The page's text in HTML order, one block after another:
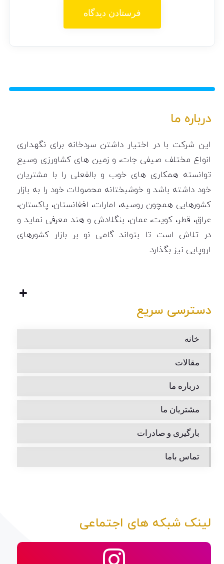
درباره ما
این شرکت با در اختیار داشتن سردخانه برای نگهداری
انواع مختلف صیفی جات، و زمین های کشاورزی وسیع
توانسته همکاری های خوب و بالفعلی را با مشتریان
خود داشته باشد و خوشبختانه محصولات خود را به بازار
کشورهایی همچون روسیه، امارات، افغانستان، پاکستان،
عراق، قطر، کویت، عمان، بنگلادش و هند معرفی نماید و
در تلاش است تا بتواند گامی نو بر بازار کشورهای
اروپایی نیز بگذارد.
دسترسی سریع
خانه
مقالات
درباره ما
مشتریان ما
بارگیری و صادرات
تماس باما
لینک شبکه های اجتماعی